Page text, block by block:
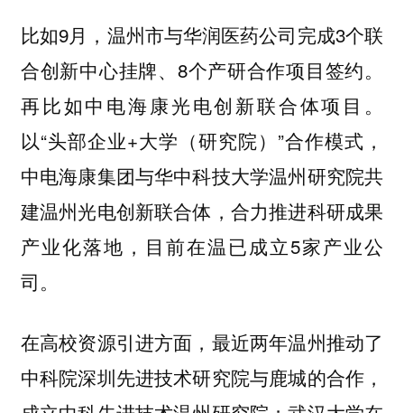
比如9月，温州市与华润医药公司完成3个联
合创新中心挂牌、8个产研合作项目签约。
再比如中电海康光电创新联合体项目。
以“头部企业+大学（研究院）”合作模式，
中电海康集团与华中科技大学温州研究院共
建温州光电创新联合体，合力推进科研成果
产业化落地，目前在温已成立5家产业公
司。
在高校资源引进方面，最近两年温州推动了
中科院深圳先进技术研究院与鹿城的合作，